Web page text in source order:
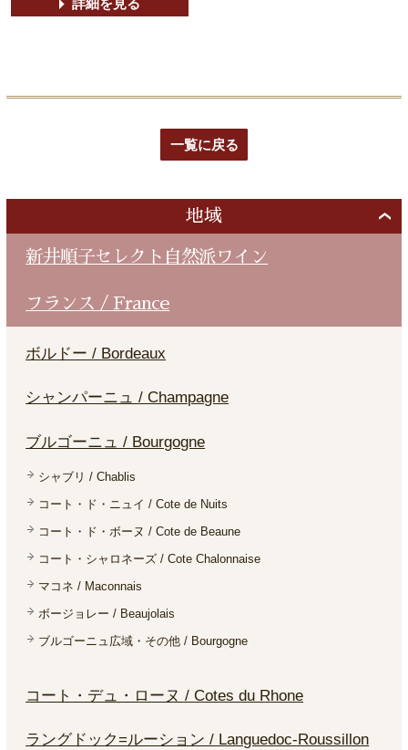
詳細を見る
一覧に戻る
地域
新井順子セレクト自然派ワイン
フランス / France
ボルドー / Bordeaux
シャンパーニュ / Champagne
ブルゴーニュ / Bourgogne
シャブリ / Chablis
コート・ド・ニュイ / Cote de Nuits
コート・ド・ボーヌ / Cote de Beaune
コート・シャロネーズ / Cote Chalonnaise
マコネ / Maconnais
ボージョレー / Beaujolais
ブルゴーニュ広域・その他 / Bourgogne
コート・デュ・ローヌ / Cotes du Rhone
ラングドック=ルーション / Languedoc-Roussillon